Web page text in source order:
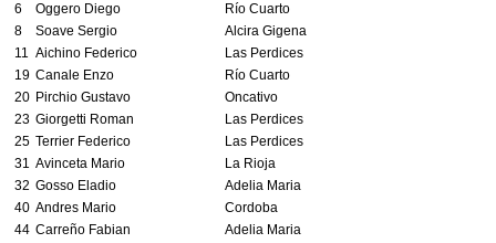
6
Oggero Diego
Río Cuarto
8
Soave Sergio
Alcira Gigena
11 Aichino Federico
Las Perdices
19 Canale Enzo
Río Cuarto
20 Pirchio Gustavo
Oncativo
23 Giorgetti Roman
Las Perdices
25 Terrier Federico
Las Perdices
31 Avinceta Mario
La Rioja
32 Gosso Eladio
Adelia Maria
40 Andres Mario
Cordoba
44 Carreño Fabian
Adelia Maria